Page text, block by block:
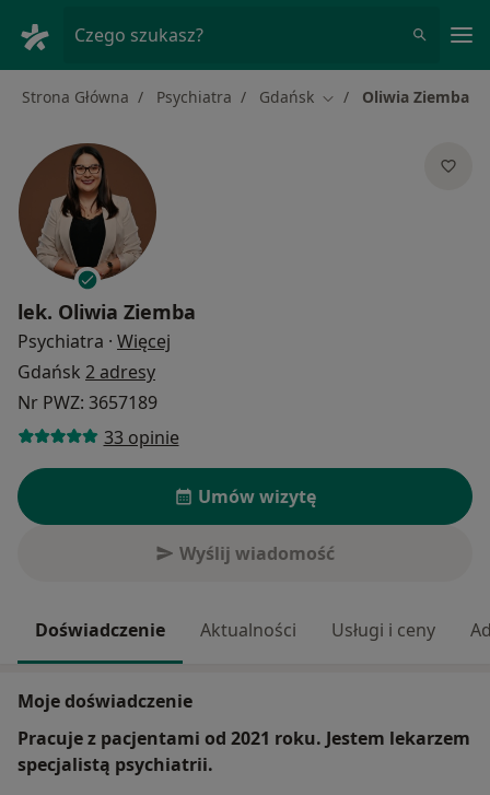
Czego szukasz?
Strona Główna Psychiatra Gdańsk Zmień miasto
Oliwia Ziemba
lek. Oliwia Ziemba
Psychiatra · Więcej
Gdańsk 2 adresy
Nr PWZ: 3657189
33 opinie
Umów wizytę
Wyślij wiadomość
Doświadczenie Aktualności Usługi i ceny
Moje doświadczenie
Pracuje z pacjentami od 2021 roku. Jestem lekarzem
specjalistą psychiatrii.